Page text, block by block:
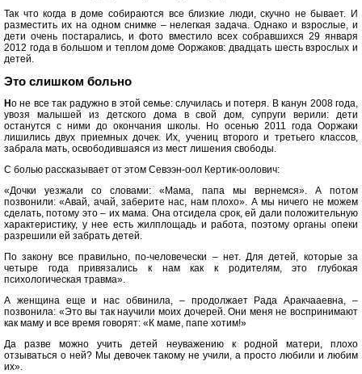
Так что когда в доме собираются все близкие люди, скучно не бывает. И
разместить их на одном снимке – нелегкая задача. Однако и взрослые, и
дети очень постарались, и фото вместило всех собравшихся 29 января
2012 года в большом и теплом доме Ооржаков: двадцать шесть взрослых и
детей.
Это слишком больно
Но не все так радужно в этой семье: случилась и потеря. В канун 2008 года,
увозя малышей из детского дома в свой дом, супруги верили: дети
останутся с ними до окончания школы. Но осенью 2011 года Ооржаки
лишились двух приемных дочек. Их, учениц второго и третьего классов,
забрала мать, освободившаяся из мест лишения свободы.
С болью рассказывает от этом Севээн-оол Кертик-оолович:
«Дочки уезжали со словами: «Мама, папа мы вернемся». А потом
позвонили: «Авай, ачай, заберите нас, нам плохо». А мы ничего не можем
сделать, потому это – их мама. Она отсидела срок, ей дали положительную
характеристику, у нее есть жилплощадь и работа, поэтому органы опеки
разрешили ей забрать детей.
По закону все правильно, по-человечески – нет. Для детей, которые за
четыре года привязались к нам как к родителям, это глубокая
психологическая травма».
А женщина еще и нас обвинила, – продолжает Рада Аракчааевна, –
позвонила: «Это вы так научили моих дочерей. Они меня не воспринимают
как маму и все время говорят: «К маме, папе хотим!»
Да разве можно учить детей неуважению к родной матери, плохо
отзываться о ней? Мы девочек такому не учили, а просто любили и любим
их».